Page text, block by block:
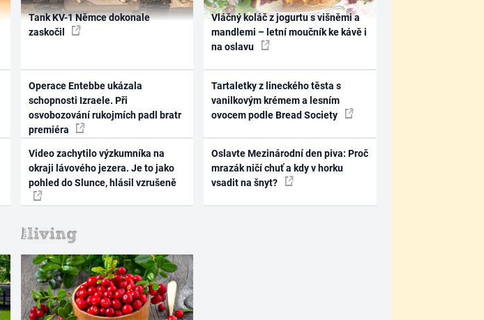
Tank KV-1 Němce dokonale
zaskočil
Operace Entebbe ukázala
schopnosti Izraele. Při
osvobozování rukojmích padl bratr
premiéra
Video zachytilo výzkumníka na
okraji lávového jezera. Je to jako
pohled do Slunce, hlásil vzrušeně
Vláčný koláč z jogurtu s višněmi a
mandlemi – letní moučník ke kávě i
na oslavu
Tartaletky z lineckého těsta s
vanilkovým krémem a lesním
ovocem podle Bread Society
Oslavte Mezinárodní den piva: Proč
mrazák ničí chuť a kdy v horku
vsadit na šnyt?